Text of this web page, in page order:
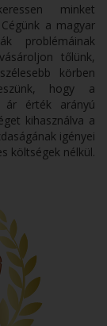
minket
a magyar
problémáinak
tőlünk,
körben
hogy a
ár érték arányú
kihasználva a
igényei
költségek nélkül.